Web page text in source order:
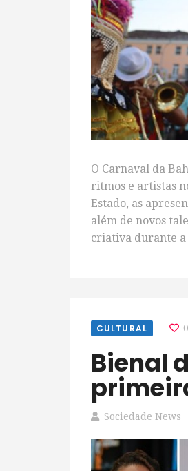
O Carnaval da
ritmos e artistas
Estado, as
além de novos
criativa durante a
CULTURAL 0
Bienal do Livro Bahia anuncia
Sociedade News